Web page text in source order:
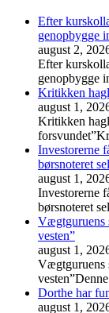
Efter
genopbygge
august 2,
Efter
genopbygge
Kritikken
august 1,
Kritikken
Investorerne
børsnoteret
august 1,
Investorerne
børsnoteret
Vægtguruens
vesten”
august 1,
Vægtguruens
Dorthe har
august 1,